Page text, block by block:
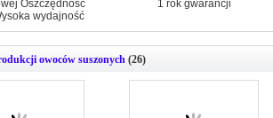
Oszczędność
wydajność
1 rok gwarancji
owoców suszonych (26)